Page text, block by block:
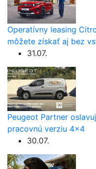
Operatívny leasing
môžete získať aj bez
31.07.
Peugeot Partner
pracovnú verziu 4×4
30.07.